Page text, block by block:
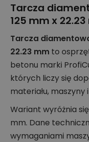
Tarcza
125 mm x
Tarcza
22.23 mm to
betonu marki
których liczy się
materiału,
Wariant wyróżnia
mm. Dane
wymaganiami